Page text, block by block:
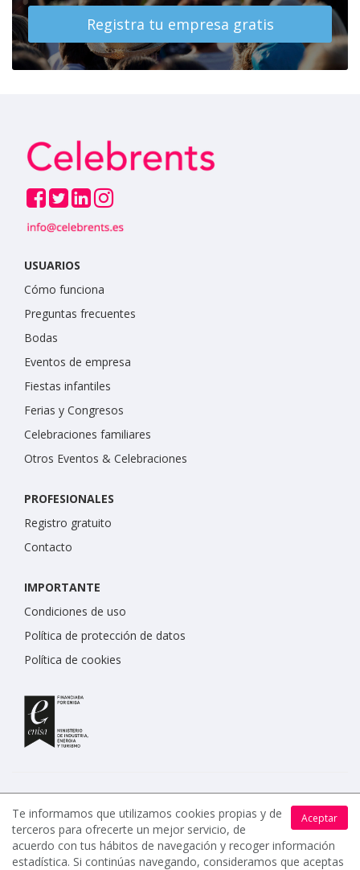
Registra tu empresa gratis
USUARIOS
Cómo funciona
Preguntas frecuentes
Bodas
Eventos de empresa
Fiestas infantiles
Ferias y Congresos
Celebraciones familiares
Otros Eventos & Celebraciones
PROFESIONALES
Registro gratuito
Contacto
IMPORTANTE
Condiciones de uso
Política de protección de datos
Política de cookies
www.celebrents.es tiene una calificación de 5 / 5 otorgada
por 7900 miembros.
Aceptar
Te informamos que utilizamos cookies propias y de
terceros para ofrecerte un mejor servicio, de
acuerdo con tus hábitos de navegación y recoger información
estadística. Si continúas navegando, consideramos que aceptas